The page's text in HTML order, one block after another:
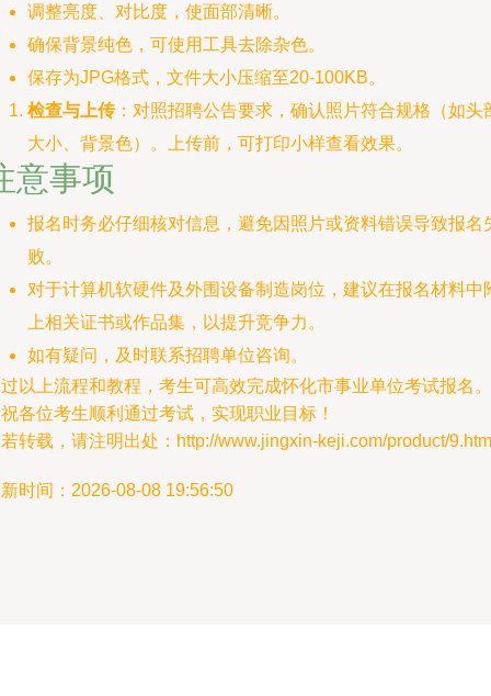
调整亮度、对比度，使面部清晰。
确保背景纯色，可使用工具去除杂色。
保存为JPG格式，文件大小压缩至20-100KB。
检查与上传：对照招聘公告要求，确认照片符合规格（如头
大小、背景色）。上传前，可打印小样查看效果。
意事项
报名时务必仔细核对信息，避免因照片或资料错误导致报名
败。
对于计算机软硬件及外围设备制造岗位，建议在报名材料中
上相关证书或作品集，以提升竞争力。
如有疑问，及时联系招聘单位咨询。
以上流程和教程，考生可高效完成怀化市事业单位考试报名。
各位考生顺利通过考试，实现职业目标！
转载，请注明出处：http://www.jingxin-keji.com/product/
时间：2026-08-08 19:56:50